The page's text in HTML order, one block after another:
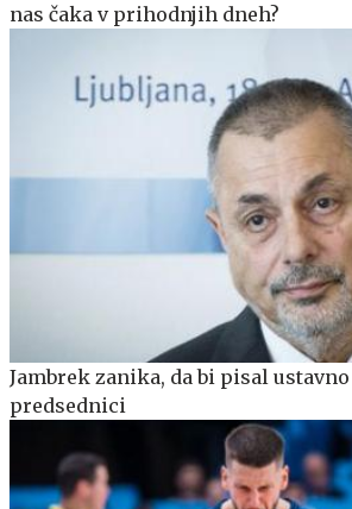
nas čaka v prihodnjih dneh?
Jambrek zanika, da bi pisal
predsednici